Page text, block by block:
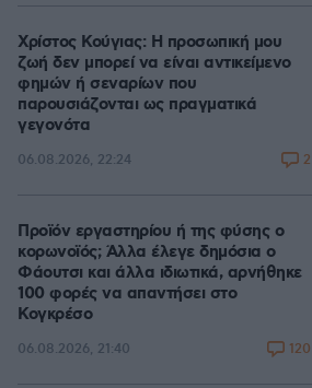
Χρίστος Κούγιας: Η προσωπική μου
ζωή δεν μπορεί να είναι αντικείμενο
φημών ή σεναρίων που
παρουσιάζονται ως πραγματικά
γεγονότα
06.08.2026, 22:24 2
Προϊόν εργαστηρίου ή της φύσης ο
κορωνοϊός; Άλλα έλεγε δημόσια ο
Φάουτσι και άλλα ιδιωτικά, αρνήθηκε
100 φορές να απαντήσει στο
Κογκρέσο
06.08.2026, 21:40 120